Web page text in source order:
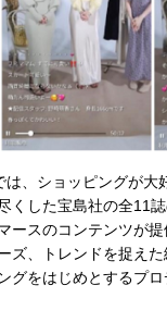
は、ショッピングが大
くした宝島社の全11
ースのコンテンツが
ズ、トレンドを捉え
グをはじめとするプロ